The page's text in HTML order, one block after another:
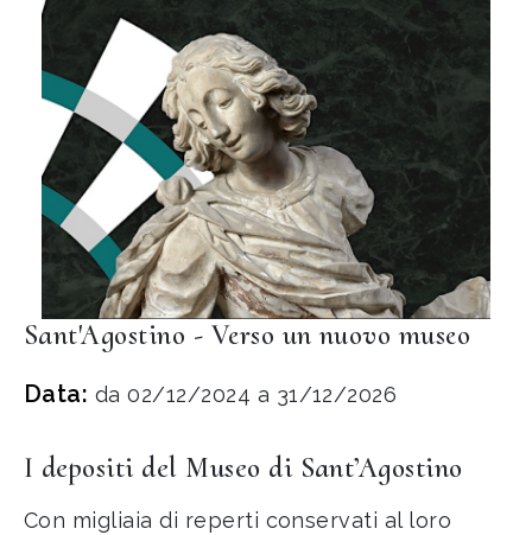
Sant'Agostino - Verso un nuovo museo
Data: da 02/12/2024 a 31/12/2026
I depositi del Museo di Sant’Agostino
Con migliaia di reperti conservati al loro